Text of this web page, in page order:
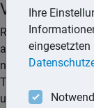
Rechtliche
angelegt werden.
nicht nur den
Todesfall
unterscheiden
Ihre
eingesetzten